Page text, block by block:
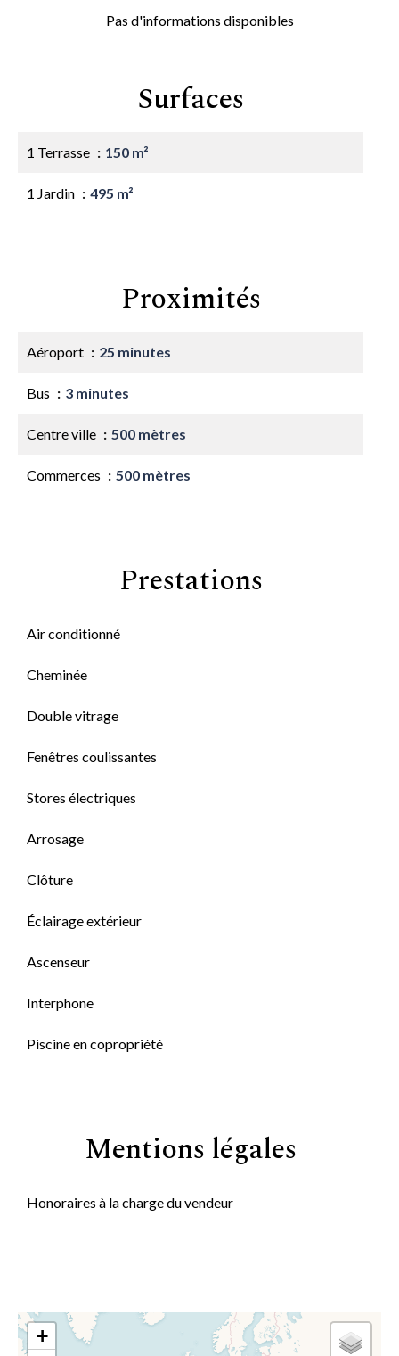
Pas d'informations disponibles
Surfaces
1 Terrasse 150 m²
1 Jardin 495 m²
Proximités
Aéroport 25 minutes
Bus 3 minutes
Centre ville 500 mètres
Commerces 500 mètres
Prestations
Air conditionné
Cheminée
Double vitrage
Fenêtres coulissantes
Stores électriques
Arrosage
Clôture
Éclairage extérieur
Ascenseur
Interphone
Piscine en copropriété
Mentions légales
Honoraires à la charge du vendeur
+